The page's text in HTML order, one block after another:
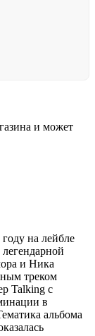
и может
на лейбле
и Ника
треком
Talking с
в
альбома